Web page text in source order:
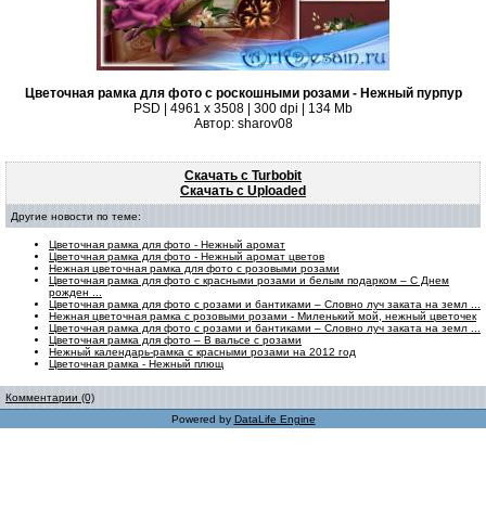
Цветочная рамка для фото с роскошными розами - Нежный пурпур
PSD | 4961 х 3508 | 300 dpi | 134 Mb
Автор: sharov08
Скачать с Turbobit
Скачать с Uploaded
Другие новости по теме:
Цветочная рамка для фото - Нежный аромат
Цветочная рамка для фото - Нежный аромат цветов
Нежная цветочная рамка для фото с розовыми розами
Цветочная рамка для фото с красными розами и белым подарком – С Днем
рожден ...
Цветочная рамка для фото с розами и бантиками – Словно луч заката на земл ...
Нежная цветочная рамка с розовыми розами - Миленький мой, нежный цветочек
Цветочная рамка для фото с розами и бантиками – Словно луч заката на земл ...
Цветочная рамка для фото – В вальсе с розами
Нежный календарь-рамка с красными розами на 2012 год
Цветочная рамка - Нежный плющ
Комментарии (0)
Powered by DataLife Engine